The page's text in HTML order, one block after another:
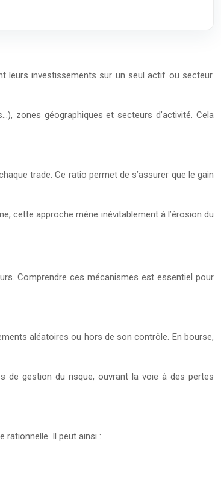
leurs investissements sur un seul actif ou secteur.
zones géographiques et secteurs d’activité. Cela
trade. Ce ratio permet de s’assurer que le gain
cette approche mène inévitablement à l’érosion du
Comprendre ces mécanismes est essentiel pour
aléatoires ou hors de son contrôle. En bourse,
de gestion du risque, ouvrant la voie à des pertes
rationnelle. Il peut ainsi :